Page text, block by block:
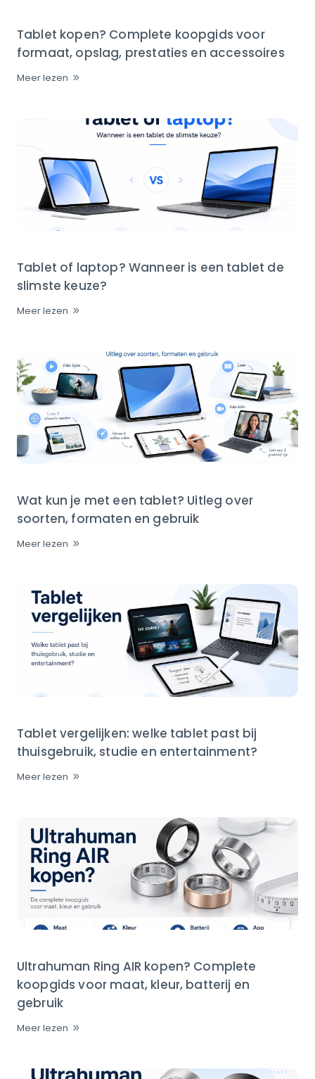
Tablet kopen? Complete koopgids voor
formaat, opslag, prestaties en accessoires
Meer lezen
Tablet of laptop? Wanneer is een tablet de
slimste keuze?
Meer lezen
Wat kun je met een tablet? Uitleg over
soorten, formaten en gebruik
Meer lezen
Tablet vergelijken: welke tablet past bij
thuisgebruik, studie en entertainment?
Meer lezen
Ultrahuman Ring AIR kopen? Complete
koopgids voor maat, kleur, batterij en
gebruik
Meer lezen